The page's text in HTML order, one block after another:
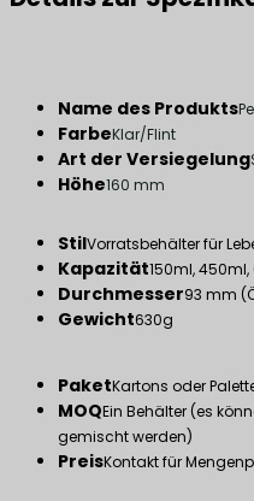
Name des Produkts
FarbeKlar/Flint
Art der Versiegelung
Höhe160 mm
StilVorratsbehälter für
Kapazität150ml,
Durchmesser93 mm
Gewicht630g
PaketKartons oder
MOQEin Behälter (es
gemischt werden)
PreisKontakt für